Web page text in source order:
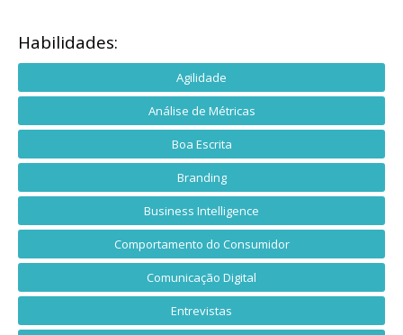
Habilidades:
Agilidade
Análise de Métricas
Boa Escrita
Branding
Business Intelligence
Comportamento do Consumidor
Comunicação Digital
Entrevistas